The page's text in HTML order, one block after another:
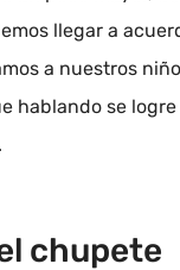
llegar a
a nuestros
hablando se
chupete